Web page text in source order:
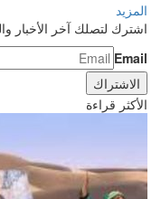
المزيد
اشترك لتصلك آخر الأخبار
Email
الأكثر قراءة